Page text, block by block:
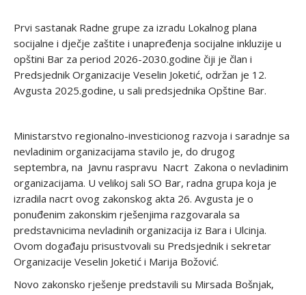
Prvi sastanak Radne grupe za izradu Lokalnog plana
socijalne i dječje zaštite i unapređenja socijalne inkluzije u
opštini Bar za period 2026-2030.godine čiji je član i
Predsjednik Organizacije Veselin Joketić, održan je 12.
Avgusta 2025.godine, u sali predsjednika Opštine Bar.
Ministarstvo regionalno-investicionog razvoja i saradnje sa
nevladinim organizacijama stavilo je, do drugog
septembra, na Javnu raspravu Nacrt Zakona o nevladinim
organizacijama. U velikoj sali SO Bar, radna grupa koja je
izradila nacrt ovog zakonskog akta 26. Avgusta je o
ponuđenim zakonskim rješenjima razgovarala sa
predstavnicima nevladinih organizacija iz Bara i Ulcinja.
Ovom događaju prisustvovali su Predsjednik i sekretar
Organizacije Veselin Joketić i Marija Božović.
Novo zakonsko rješenje predstavili su Mirsada Bošnjak,